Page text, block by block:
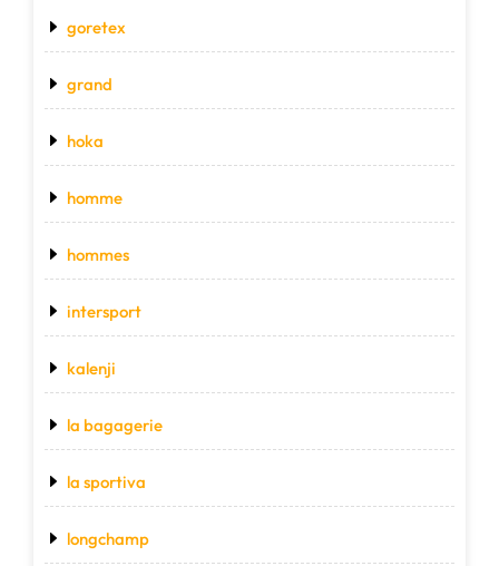
goretex
grand
hoka
homme
hommes
intersport
kalenji
la bagagerie
la sportiva
longchamp